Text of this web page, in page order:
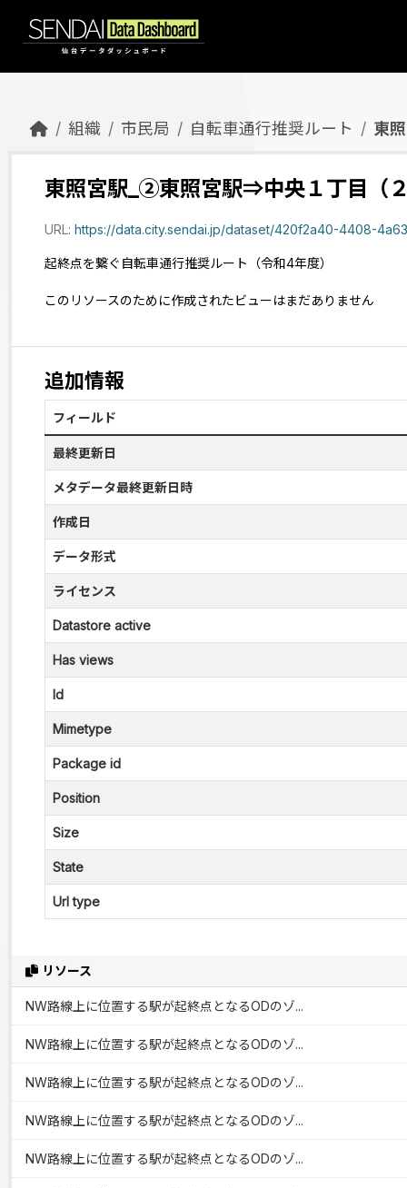
組織 市民局 自転車通行推奨ルート 東
東照宮駅_②東照宮駅⇒中央１丁目（
URL: https://data.city.sendai.jp/dataset/420f2a40-4408-4a63-ab01-
起終点を繋ぐ自転車通行推奨ルート（令和4年度）
このリソースのために作成されたビューはまだありません
リソース
NW路線上に位置する駅が起終点となるODのゾ...
NW路線上に位置する駅が起終点となるODのゾ...
NW路線上に位置する駅が起終点となるODのゾ...
NW路線上に位置する駅が起終点となるODのゾ...
NW路線上に位置する駅が起終点となるODのゾ...
追加情報
フィールド
最終更新日
メタデータ最終更新日時
作成日
データ形式
ライセンス
Datastore active
Has views
Id
Mimetype
Package id
Position
Size
State
Url type